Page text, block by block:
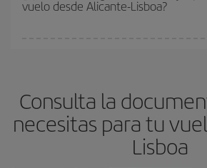
y de que las tarifas más baratas (turista)
vuelo desde Alicante-Lisboa?
Consulta la
necesitas para tu
Lisboa